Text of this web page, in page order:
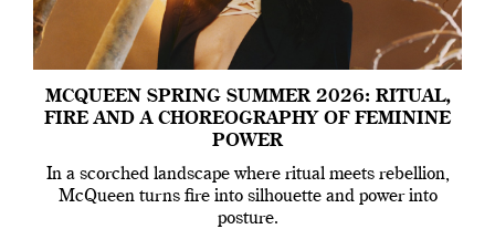
MCQUEEN SPRING SUMMER 2026: RITUAL,
FIRE AND A CHOREOGRAPHY OF FEMININE
POWER
In a scorched landscape where ritual meets rebellion,
McQueen turns fire into silhouette and power into
posture.